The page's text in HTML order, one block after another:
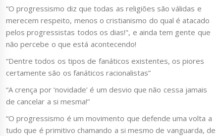
“O progressismo diz que todas as religiões são válidas e
merecem respeito, menos o cristianismo do qual é atacado
pelos progressistas todos os dias!", e ainda tem gente que
não percebe o que está acontecendo!
“Dentre todos os tipos de fanáticos existentes, os piores
certamente são os fanáticos racionalistas”
“A crença por ‘novidade’ é um desvio que não cessa jamais
de cancelar a si mesma!”
“O progressismo é um movimento que defende uma volta a
tudo que é primitivo chamando a si mesmo de vanguarda, de